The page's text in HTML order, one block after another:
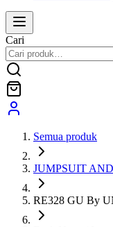
Cari
Semua produk
JUMPSUIT
RE328 GU By